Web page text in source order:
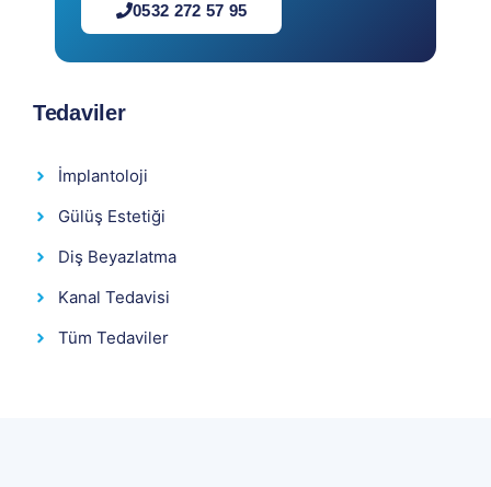
0532 272 57 95
Tedaviler
İmplantoloji
Gülüş Estetiği
Diş Beyazlatma
Kanal Tedavisi
Tüm Tedaviler